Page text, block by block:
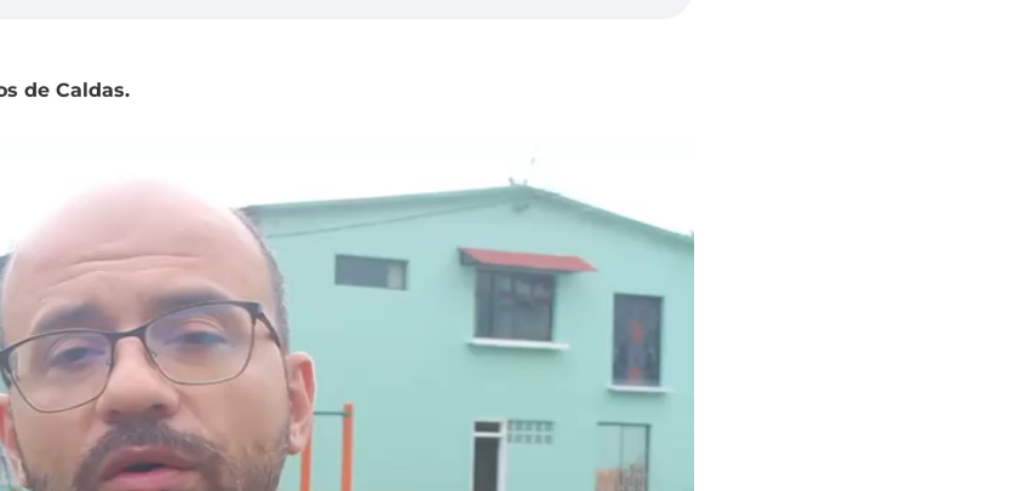
de Caldas.